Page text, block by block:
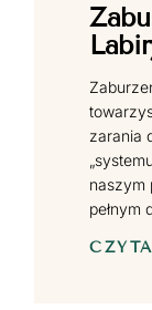
zarania
naszym
pełnym